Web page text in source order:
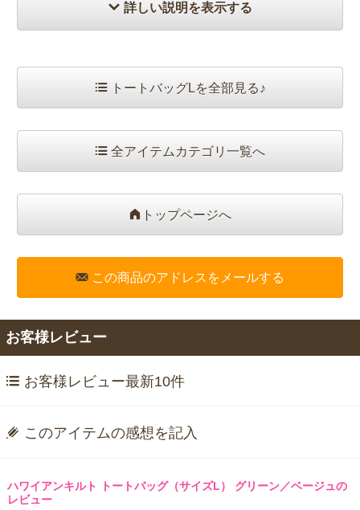
詳しい説明を表示する
トートバッグLを全部見る♪
全アイテムカテゴリ一覧へ
トップページへ
この商品のアドレスをメールする
お客様レビュー
お客様レビュー最新10件
このアイテムの感想を記入
ハワイアンキルト トートバッグ（サイズL） グリーン／ベージュの
レビュー